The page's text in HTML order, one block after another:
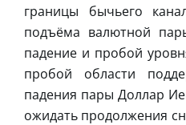
границы бычьего
подъёма валютной
падение и пробой
пробой области
падения пары Доллар
ожидать продолжения